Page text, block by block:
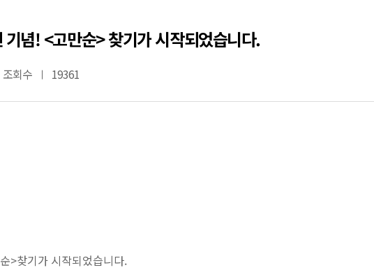
념! <고만순> 찾기가 시작되었습니다.
조회수 19361
>찾기가 시작되었습니다.